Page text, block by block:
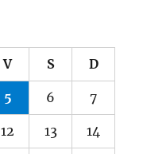
V S D
5 6 7
12 13 14